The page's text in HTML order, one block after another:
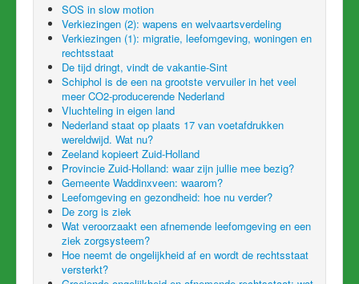
SOS in slow motion
Verkiezingen (2): wapens en welvaartsverdeling
Verkiezingen (1): migratie, leefomgeving, woningen en
rechtsstaat
De tijd dringt, vindt de vakantie-Sint
Schiphol is de een na grootste vervuiler in het veel
meer CO2-producerende Nederland
Vluchteling in eigen land
Nederland staat op plaats 17 van voetafdrukken
wereldwijd. Wat nu?
Zeeland kopieert Zuid-Holland
Provincie Zuid-Holland: waar zijn jullie mee bezig?
Gemeente Waddinxveen: waarom?
Leefomgeving en gezondheid: hoe nu verder?
De zorg is ziek
Wat veroorzaakt een afnemende leefomgeving en een
ziek zorgsysteem?
Hoe neemt de ongelijkheid af en wordt de rechtsstaat
versterkt?